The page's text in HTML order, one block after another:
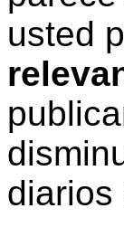
usted